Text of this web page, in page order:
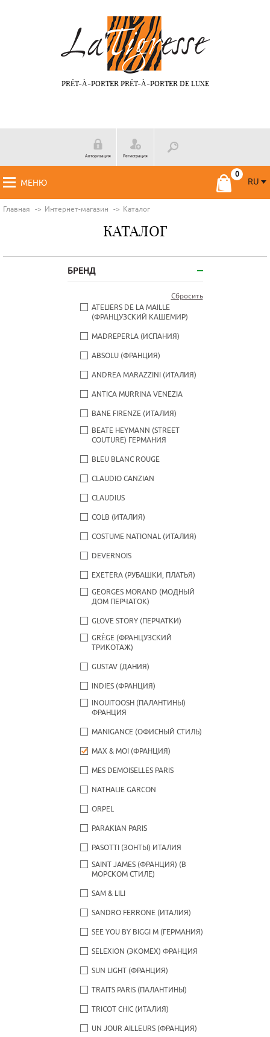
PRÉT-À-PORTER PRÉT-À-PORTER DE LUXE
Авторизация Регистрация
МЕНЮ
RU
Главная Интернет-магазин Каталог
КАТАЛОГ
БРЕНД
Сбросить
ATELIERS DE LA MAILLE
(ФРАНЦУЗСКИЙ КАШЕМИР)
MADREPERLA (ИСПАНИЯ)
ABSOLU (ФРАНЦИЯ)
ANDREA MARAZZINI (ИТАЛИЯ)
ANTICA MURRINA VENEZIA
BANE FIRENZE (ИТАЛИЯ)
BEATE НEYMANN (STREET
COUTURE) ГЕРМАНИЯ
BLEU BLANC ROUGE
CLAUDIO CANZIAN
CLAUDIUS
COLB (ИТАЛИЯ)
COSTUME NATIONAL (ИТАЛИЯ)
DEVERNOIS
EXETERA (РУБАШКИ, ПЛАТЬЯ)
GEORGES MORAND (МОДНЫЙ
ДОМ ПЕРЧАТОК)
GLOVE STORY (ПЕРЧАТКИ)
GRÈGE (ФРАНЦУЗСКИЙ
ТРИКОТАЖ)
GUSTAV (ДАНИЯ)
INDIES (ФРАНЦИЯ)
INOUITOOSH (ПАЛАНТИНЫ)
ФРАНЦИЯ
MANIGANCE (ОФИСНЫЙ СТИЛЬ)
MAX & MOI (ФРАНЦИЯ)
MES DEMOISELLES PARIS
NATHALIE GARCON
ORPEL
PARAKIAN PARIS
PASOTTI (ЗОНТЫ) ИТАЛИЯ
SAINT JAMES (ФРАНЦИЯ) (В
МОРСКОМ СТИЛЕ)
SAM & LILI
SANDRO FERRONE (ИТАЛИЯ)
SEE YOU BY BIGGI M (ГЕРМАНИЯ)
SELEXION (ЭКОМЕХ) ФРАНЦИЯ
SUN LIGHT (ФРАНЦИЯ)
TRAITS PARIS (ПАЛАНТИНЫ)
TRICOT CHIC (ИТАЛИЯ)
UN JOUR AILLEURS (ФРАНЦИЯ)